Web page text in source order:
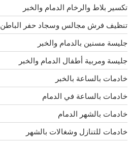
تكسير بلاط والرخام الدمام والخبر
تنظيف فرش مجالس وسجاد حفر الباطن
جليسة مسنين بالدمام والخبر
جليسة ومربية أطفال الدمام والخبر
خادمات بالساعة بالخبر
خادمات بالساعة في الدمام
خادمات بالشهر الدمام
خادمات للتنازل وشغالات بالشهر